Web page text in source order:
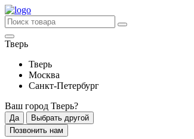
Тверь
Тверь
Москва
Санкт-Петербург
Ваш город Тверь?
Да
Выбрать другой
Позвонить нам